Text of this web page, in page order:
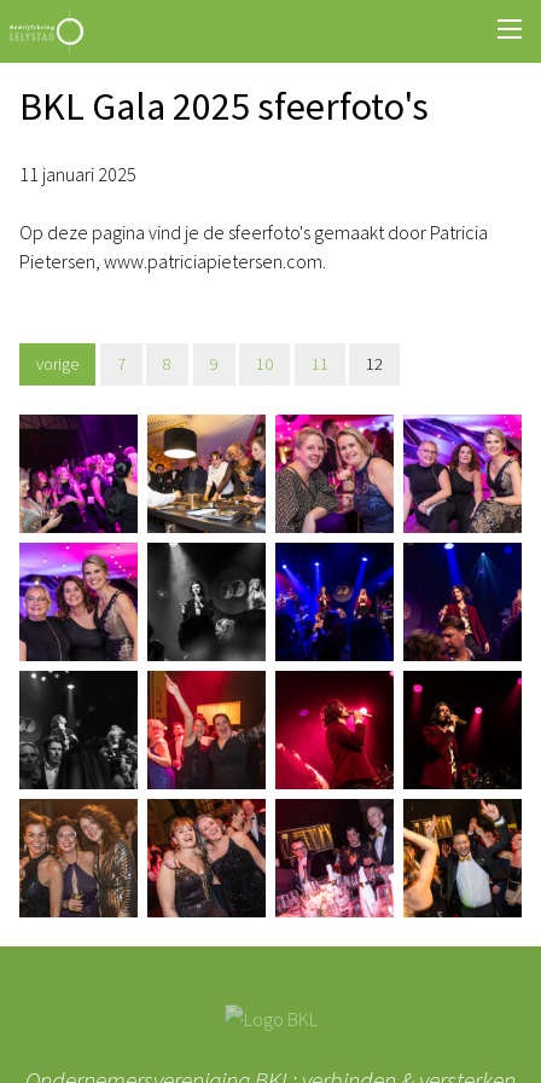
BKL Gala 2025 sfeerfoto's
11 januari 2025
Op deze pagina vind je de sfeerfoto's gemaakt door Patricia
Pietersen, www.patriciapietersen.com.
vorige 7 8 9 10 11 12